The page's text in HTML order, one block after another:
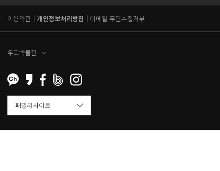
이용약관 개인정보처리방침 이메일 무단수집거부
우표박물관